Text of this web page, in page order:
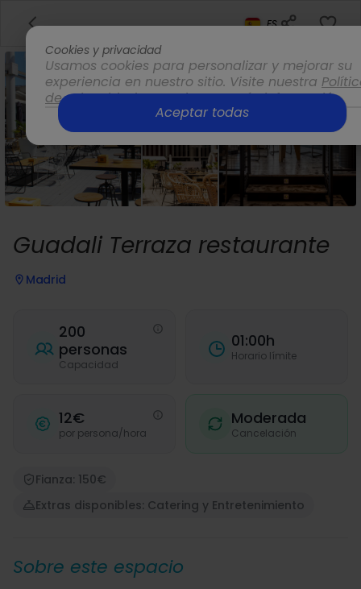
ES
Guadali Terraza restaurante
Madrid
200
personas
Capacidad
01:00h
Horario límite
12€
por persona/hora
Moderada
Cancelación
Fianza: 150€
Extras disponibles: Catering y Entretenimiento
Sobre este espacio
Cookies y privacidad
Usamos cookies para personalizar y mejorar su
experiencia en nuestro sitio. Visite nuestra
de privacidadpara obtener más información.
Opciones
Aceptar todas